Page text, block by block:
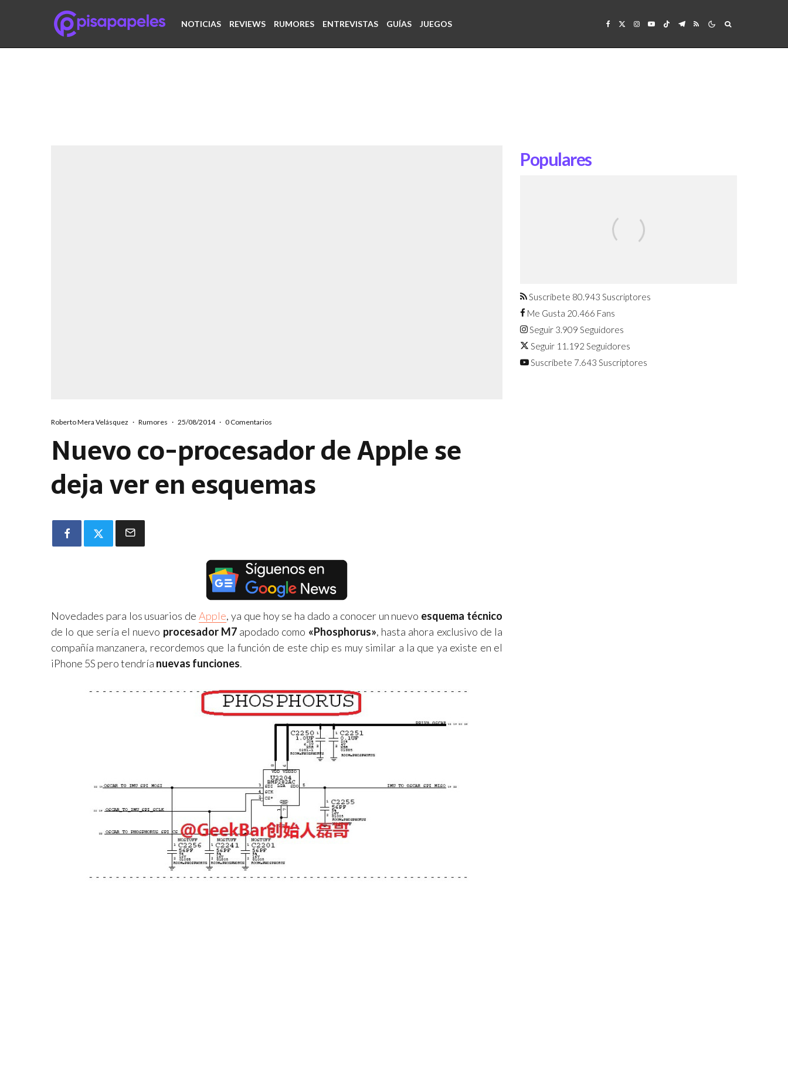
NOTICIAS REVIEWS RUMORES ENTREVISTAS GUÍAS JUEGOS
Roberto Mera Velásquez · Rumores · 25/08/2014 · 0 Comentarios
Nuevo co-procesador de Apple se
deja ver en esquemas
Novedades para los usuarios deApple, ya que hoy se ha dado a conocer un nuevo esquema técnico
de lo que sería el nuevo procesador M7apodado como «Phosphorus», hasta ahora exclusivo de la
compañía manzanera, recordemos que la función de este chip es muy similar a la que ya existe en el
iPhone 5S pero tendría nuevas funciones.
Populares
agosto
Suscríbete 80.943 Suscriptores
Me Gusta 20.466 Fans
Seguir 3.909 Seguidores
Seguir 11.192 Seguidores
Suscríbete 7.643 Suscriptores